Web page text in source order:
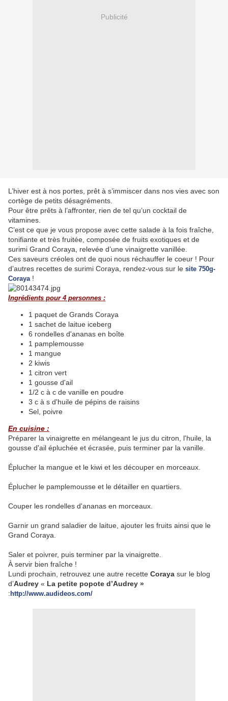
Publicité
L’hiver est à nos portes, prêt à s’immiscer dans nos vies avec son
cortège de petits désagréments.
Pour être prêts à l’affronter, rien de tel qu’un cocktail de
vitamines.
C’est ce que je vous propose avec cette salade à la fois fraîche,
tonifiante et très fruitée, composée de fruits exotiques et de
surimi Grand Coraya, relevée d’une vinaigrette vanillée.
Ces saveurs créoles ont de quoi nous réchauffer le coeur ! Pour
d’autres recettes de surimi Coraya, rendez-vous sur le site 750g-
Coraya !
Ingrédients pour 4 personnes :
1 paquet de Grands Coraya
1 sachet de laitue iceberg
6 rondelles d'ananas en boîte
1 pamplemousse
1 mangue
2 kiwis
1 citron vert
1 gousse d'ail
1/2 c à c de vanille en poudre
3 c à s d'huile de pépins de raisins
Sel, poivre
En cuisine :
Préparer la vinaigrette en mélangeant le jus du citron, l'huile, la
gousse d'ail épluchée et écrasée, puis terminer par la vanille.
Éplucher la mangue et le kiwi et les découper en morceaux.
Éplucher le pamplemousse et le détailler en quartiers.
Couper les rondelles d'ananas en morceaux.
Garnir un grand saladier de laitue, ajouter les fruits ainsi que le
Grand Coraya.
Saler et poivrer, puis terminer par la vinaigrette.
À servir bien fraîche !
Lundi prochain, retrouvez une autre recette Coraya sur le blog
d’Audrey « La petite popote d’Audrey »
: http://www.audideos.com/